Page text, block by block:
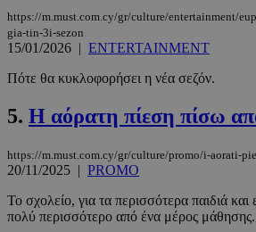
https://m.must.com.cy/gr/culture/entertainment/
gia-tin-3i-sezon
15/01/2026 | ENTERTAINMENT
Πότε θα κυκλοφορήσει η νέα σεζόν.
5. Η αόρατη πίεση πίσω
https://m.must.com.cy/gr/culture/promo/i-aorati-
20/11/2025 | PROMO
Το σχολείο, για τα περισσότερα παιδιά και
πολύ περισσότερο από ένα μέρος μάθησης.